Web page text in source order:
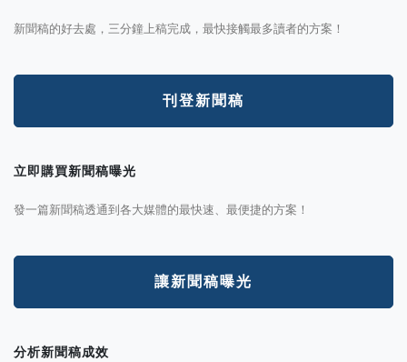
新聞稿的好去處，三分鐘上稿完成，最快接觸最多讀者的方案！
刊登新聞稿
立即購買新聞稿曝光
發一篇新聞稿透通到各大媒體的最快速、最便捷的方案！
讓新聞稿曝光
分析新聞稿成效